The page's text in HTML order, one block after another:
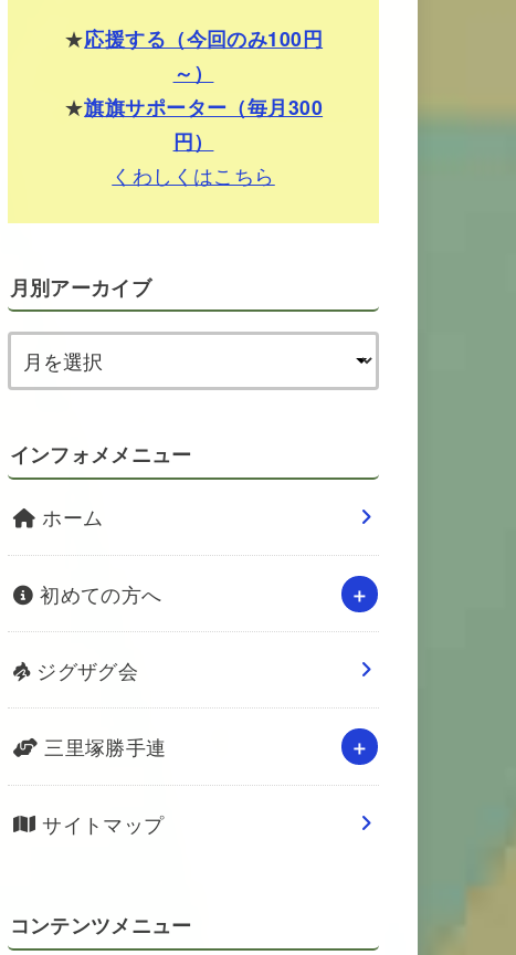
★応援する（今回のみ100円
～）
★旗旗サポーター（毎月300
円）
くわしくはこちら
月別アーカイブ
インフォメメニュー
ホーム
初めての方へ
ジグザグ会
三里塚勝手連
サイトマップ
コンテンツメニュー